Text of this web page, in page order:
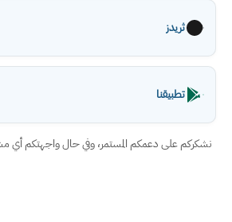
ثريدز
تطبيقنا
نشكركم على دعمكم المستمر، وفي حال واجهتكم أي